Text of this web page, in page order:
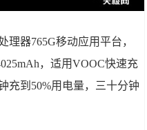
理器765G移动应用平台，
，适用VOOC快速充
充到50%用电量，三十分钟